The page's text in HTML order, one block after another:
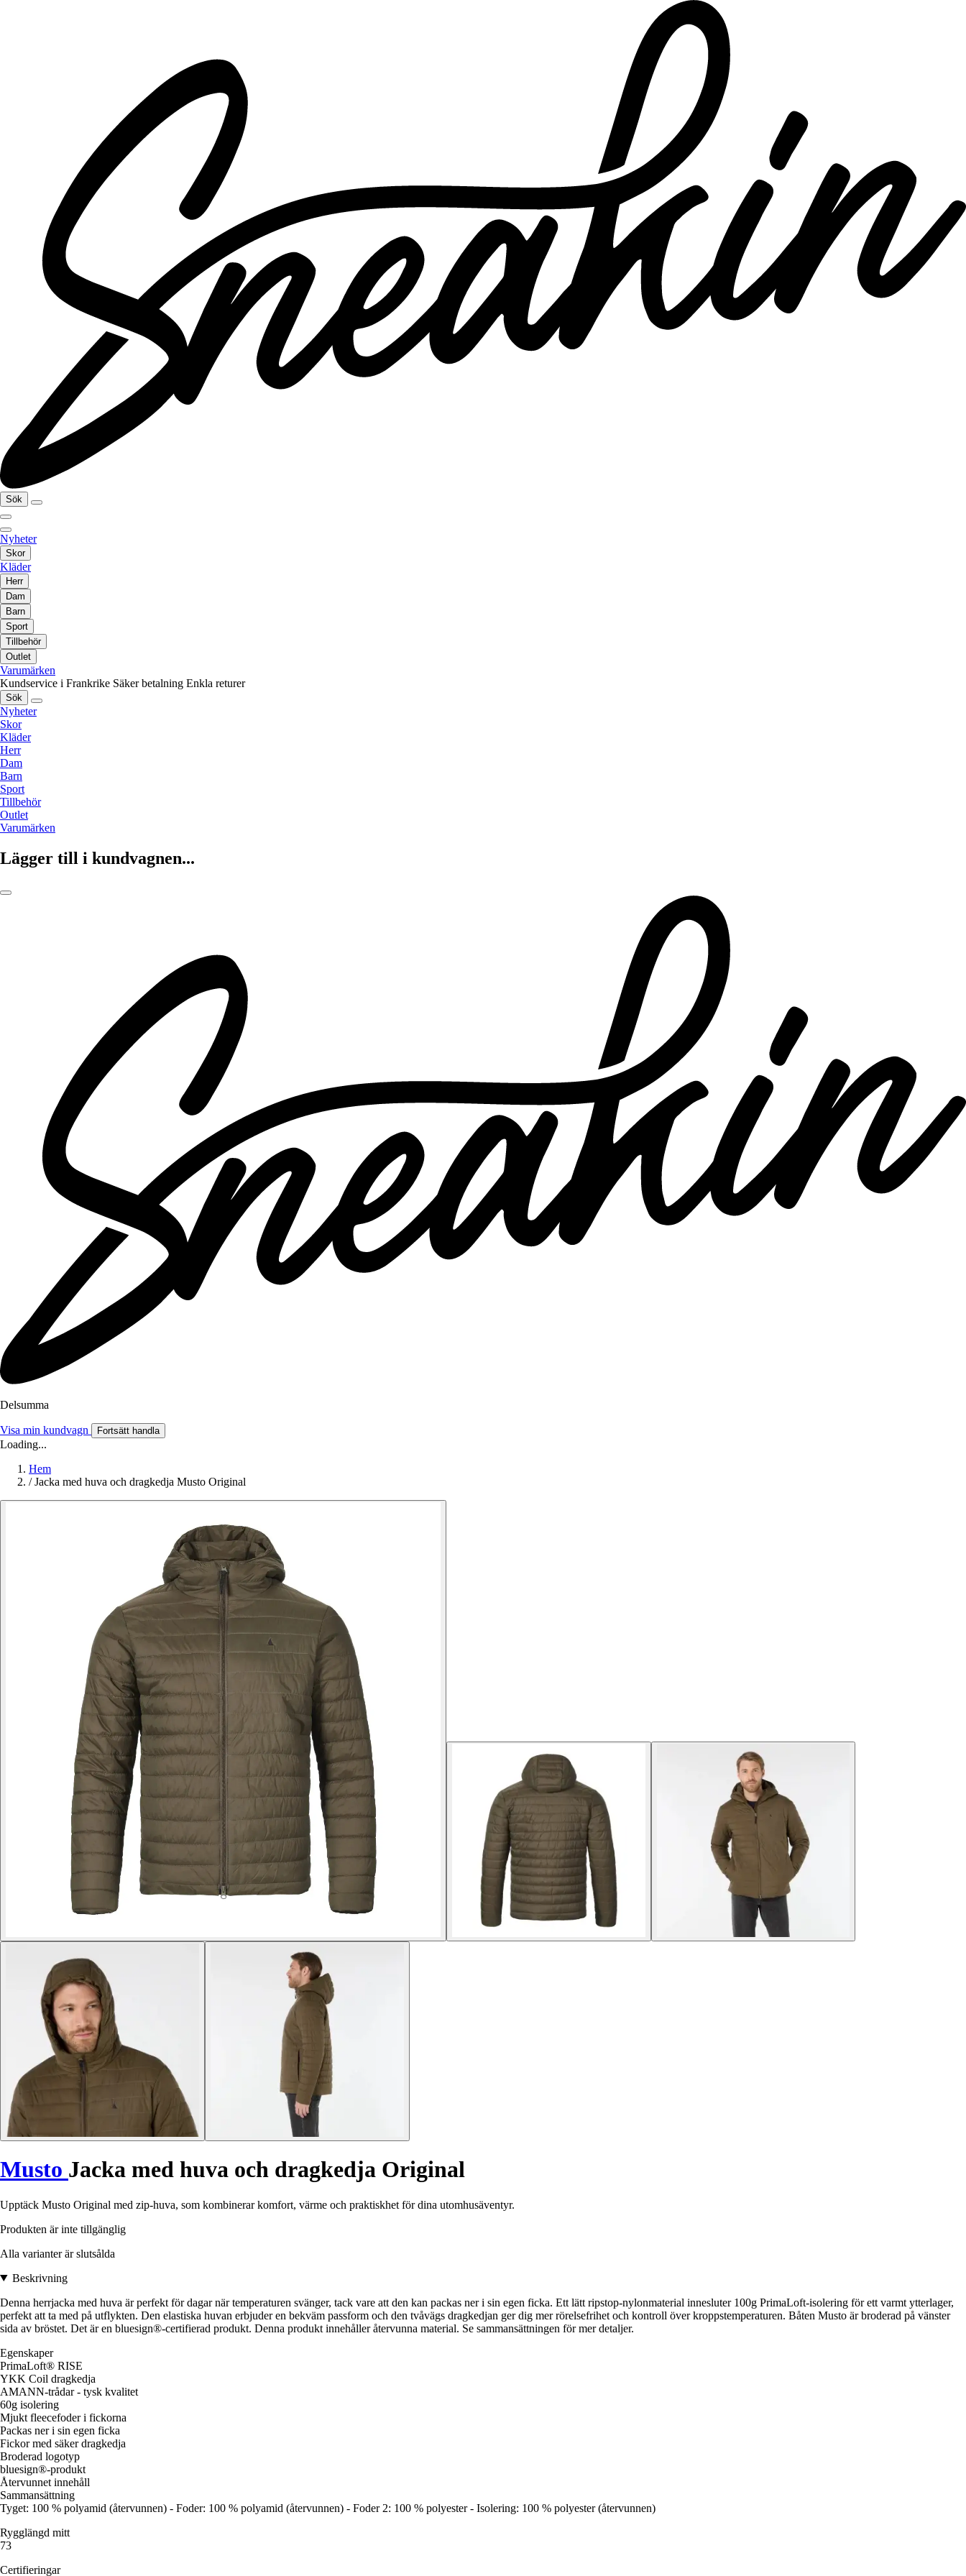
Sök
Nyheter
Skor
Kläder
Herr
Dam
Barn
Sport
Tillbehör
Outlet
Varumärken
Kundservice i Frankrike Säker betalning Enkla returer
Sök
Nyheter
Skor
Kläder
Herr
Dam
Barn
Sport
Tillbehör
Outlet
Varumärken
Lägger till i kundvagnen...
Delsumma
Visa min kundvagn Fortsätt handla
Loading...
Hem
/ Jacka med huva och dragkedja Musto Original
Musto Jacka med huva och dragkedja Original
Upptäck Musto Original med zip-huva, som kombinerar komfort, värme och praktiskhet för dina utomhusäventyr.
Produkten är inte tillgänglig
Alla varianter är slutsålda
Beskrivning
Denna herrjacka med huva är perfekt för dagar när temperaturen svänger, tack vare att den kan packas ner i sin egen ficka. Ett lätt ripstop-nylonmaterial innesluter 100g PrimaLoft-isolering för ett varmt ytterlager,
perfekt att ta med på utflykten. Den elastiska huvan erbjuder en bekväm passform och den tvåvägs dragkedjan ger dig mer rörelsefrihet och kontroll över kroppstemperaturen. Båten Musto är broderad på vänster
sida av bröstet. Det är en bluesign®-certifierad produkt. Denna produkt innehåller återvunna material. Se sammansättningen för mer detaljer.
Egenskaper
PrimaLoft® RISE
YKK Coil dragkedja
AMANN-trådar - tysk kvalitet
60g isolering
Mjukt fleecefoder i fickorna
Packas ner i sin egen ficka
Fickor med säker dragkedja
Broderad logotyp
bluesign®-produkt
Återvunnet innehåll
Sammansättning
Tyget: 100 % polyamid (återvunnen) - Foder: 100 % polyamid (återvunnen) - Foder 2: 100 % polyester - Isolering: 100 % polyester (återvunnen)
Rygglängd mitt
73
Certifieringar